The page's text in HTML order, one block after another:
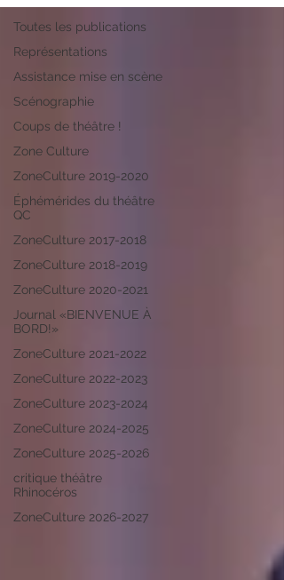
Toutes les publications
Représentations
Assistance mise en scène
Scénographie
Coups de théâtre !
Zone Culture
ZoneCulture 2019-2020
Éphémérides du théâtre
QC
ZoneCulture 2017-2018
ZoneCulture 2018-2019
ZoneCulture 2020-2021
Journal «BIENVENUE À
BORD!»
ZoneCulture 2021-2022
ZoneCulture 2022-2023
ZoneCulture 2023-2024
ZoneCulture 2024-2025
ZoneCulture 2025-2026
critique théâtre
Rhinocéros
ZoneCulture 2026-2027